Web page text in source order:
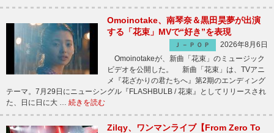
Omoinotake、南琴奈＆黒田昊夢が出演
する「花束」MVで“好き”を表現
Ｊ－ＰＯＰ
2026年8月6日
Omoinotakeが、新曲「花束」のミュージック
ビデオを公開した。 新曲「花束」は、TVアニ
メ『花ざかりの君たちへ』第2期のエンディング
テーマ。7月29日にニューシングル『FLASHBULB / 花束』としてリリースされ
た、日に日に大 … 続きを読む
Zilqy、ワンマンライブ【From Zero To